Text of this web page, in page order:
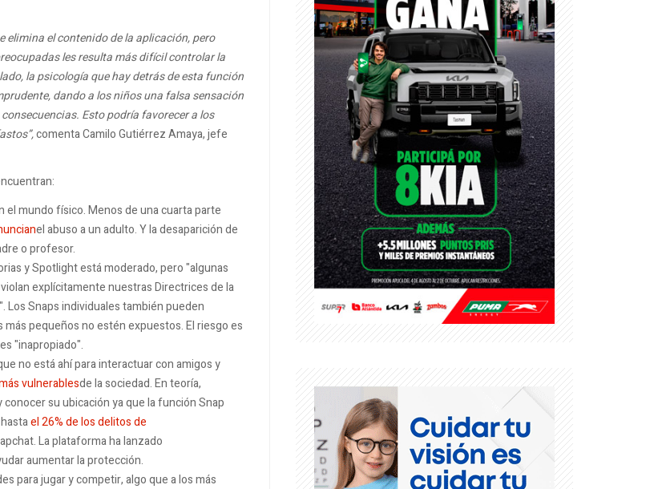
elimina el contenido de la aplicación, pero
les resulta más difícil controlar la
la psicología que hay detrás de esta función
dando a los niños una falsa sensación
Esto podría favorecer a los
comenta Camilo Gutiérrez Amaya, jefe
el mundo físico. Menos de una cuarta parte
el abuso a un adulto. Y la desaparición de
o profesor.
y Spotlight está moderado, pero "algunas
explícitamente nuestras Directrices de la
Snaps individuales también pueden
pequeños no estén expuestos. El riesgo es
"inapropiado".
no está ahí para interactuar con amigos y
vulnerablesde la sociedad. En teoría,
su ubicación ya que la función Snap
el 26% de los delitos de
La plataforma ha lanzado
aumentar la protección.
para jugar y competir, algo que a los más